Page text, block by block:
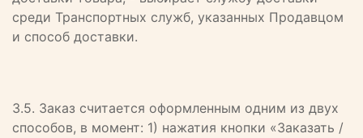
среди Транспортных служб, указанных Продавцом
и способ доставки.
3.5. Заказ считается оформленным одним из двух
способов, в момент: 1) нажатия кнопки «Заказать /